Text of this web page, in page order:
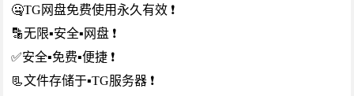
🤐TG网盘免费使用永久有效 ❗️
🔡无限▪️安全▪️网盘 ❗️
✅安全▪️免费▪️便捷 ❗️
📃文件存储于▪️TG服务器 ❗️